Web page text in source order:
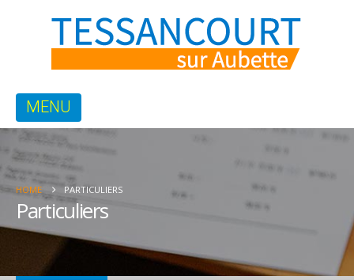
HOME PARTICULIERS
Particuliers